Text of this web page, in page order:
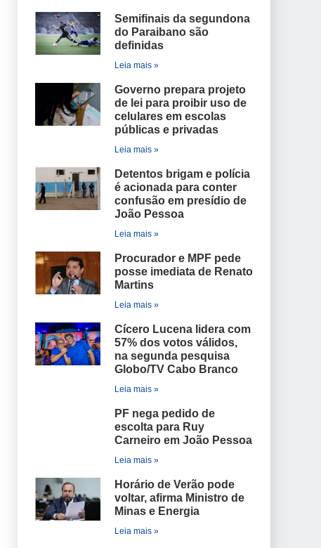
Semifinais da segundona
do Paraibano são
definidas
Leia mais »
Governo prepara projeto
de lei para proibir uso de
celulares em escolas
públicas e privadas
Leia mais »
Detentos brigam e polícia
é acionada para conter
confusão em presídio de
João Pessoa
Leia mais »
Procurador e MPF pede
posse imediata de Renato
Martins
Leia mais »
Cícero Lucena lidera com
57% dos votos válidos,
na segunda pesquisa
Globo/TV Cabo Branco
Leia mais »
PF nega pedido de
escolta para Ruy
Carneiro em João Pessoa
Leia mais »
Horário de Verão pode
voltar, afirma Ministro de
Minas e Energia
Leia mais »